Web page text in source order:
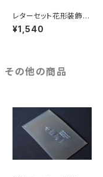
レターセット花形装飾｜
封筒付き｜活版印刷
¥1,540
その他の商品